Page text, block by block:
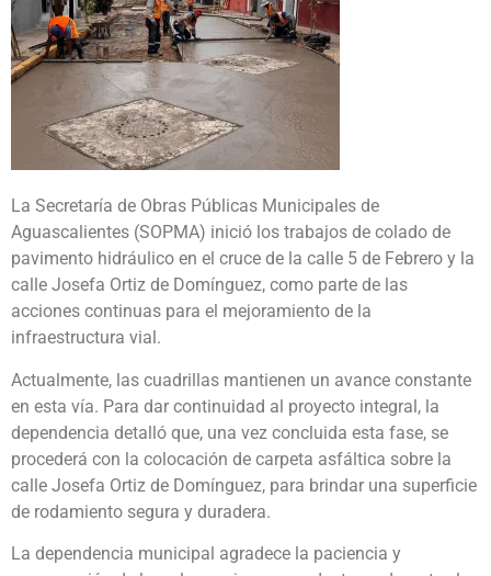
La Secretaría de Obras Públicas Municipales de
Aguascalientes (SOPMA) inició los trabajos de colado de
pavimento hidráulico en el cruce de la calle 5 de Febrero y la
calle Josefa Ortiz de Domínguez, como parte de las
acciones continuas para el mejoramiento de la
infraestructura vial.
Actualmente, las cuadrillas mantienen un avance constante
en esta vía. Para dar continuidad al proyecto integral, la
dependencia detalló que, una vez concluida esta fase, se
procederá con la colocación de carpeta asfáltica sobre la
calle Josefa Ortiz de Domínguez, para brindar una superficie
de rodamiento segura y duradera.
La dependencia municipal agradece la paciencia y